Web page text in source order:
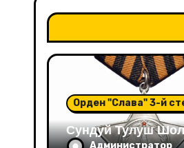
Орден "Слава" 3-й
Сундуй Тулуш
Администратор